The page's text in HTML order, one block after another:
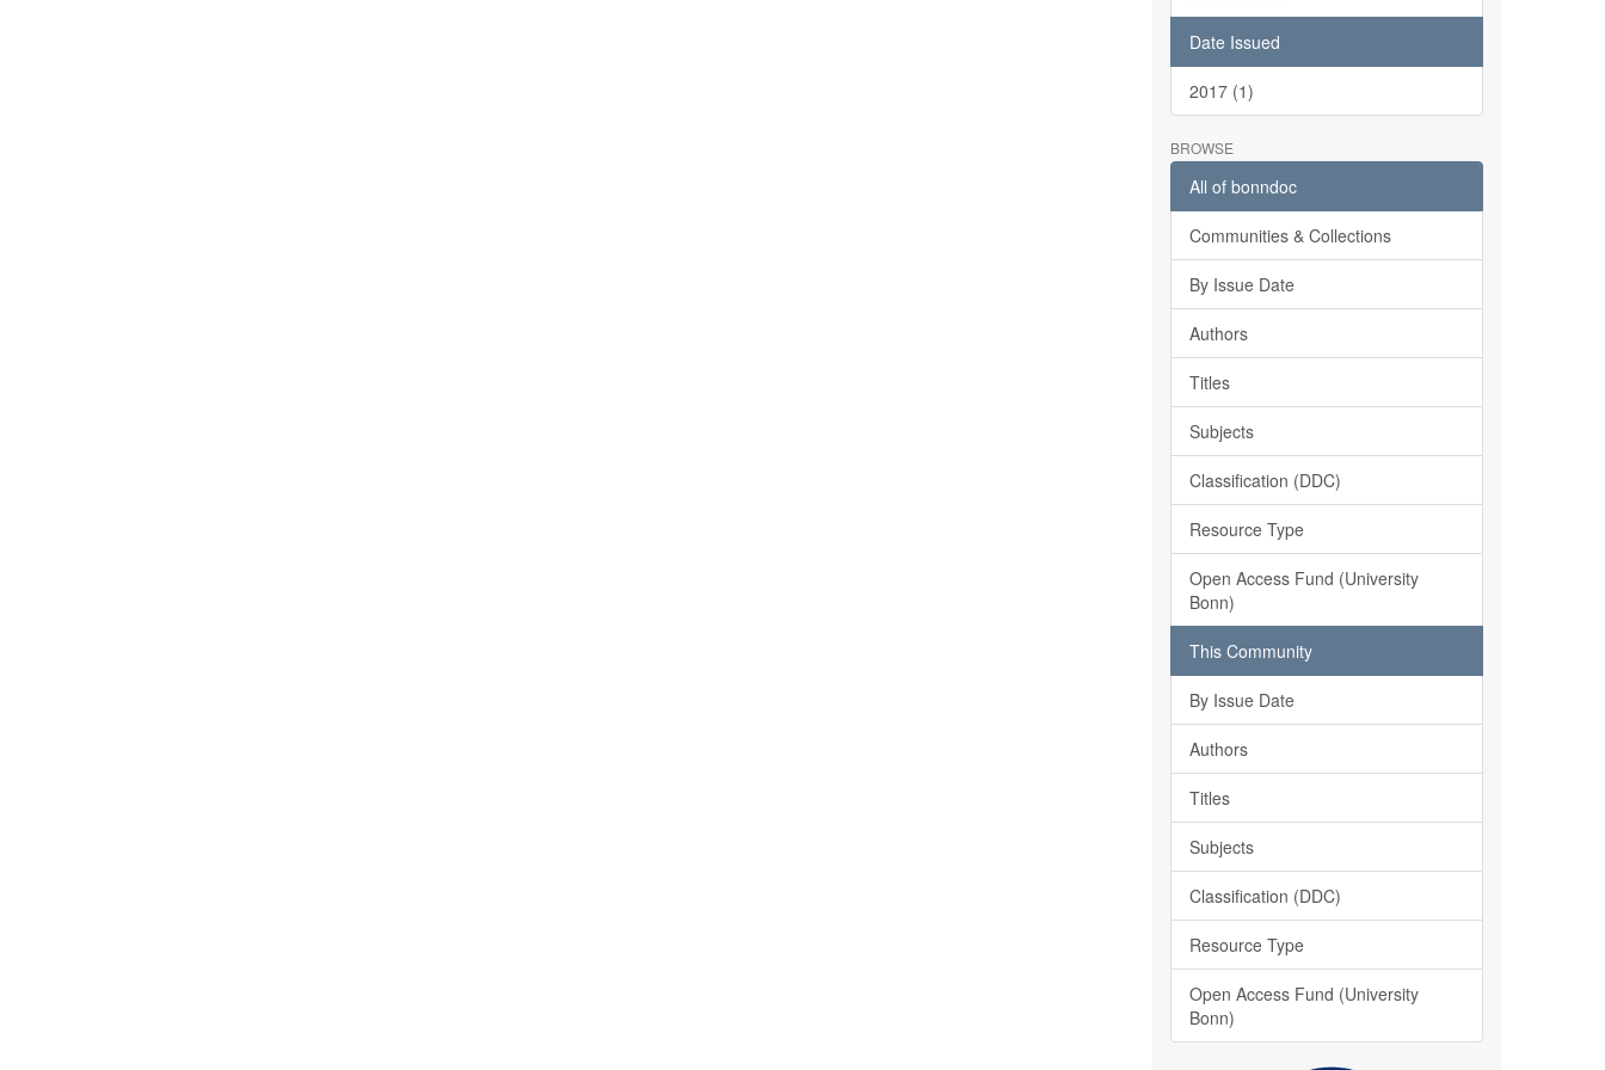
Date Issued
2017 (1)
BROWSE
All of bonndoc
Communities & Collections
By Issue Date
Authors
Titles
Subjects
Classification (DDC)
Resource Type
Open Access Fund (University
Bonn)
This Community
By Issue Date
Authors
Titles
Subjects
Classification (DDC)
Resource Type
Open Access Fund (University
Bonn)